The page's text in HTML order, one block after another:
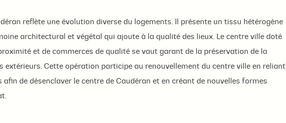
reflète une évolution diverse du logements. Il présente un tissu hétérogène
architectural et végétal qui ajoute à la qualité des lieux. Le centre ville doté
et de commerces de qualité se vaut garant de la préservation de la
extérieurs. Cette opération participe au renouvellement du centre ville en reliant
afin de désenclaver le centre de Caudéran et en créant de nouvelles formes